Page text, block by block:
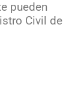
pueden
Civil de